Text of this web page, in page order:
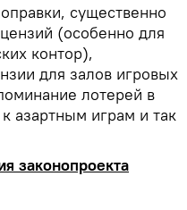
существенно
(особенно для
контор),
для залов игровых
лотерей в
азартным играм и так
законопроекта